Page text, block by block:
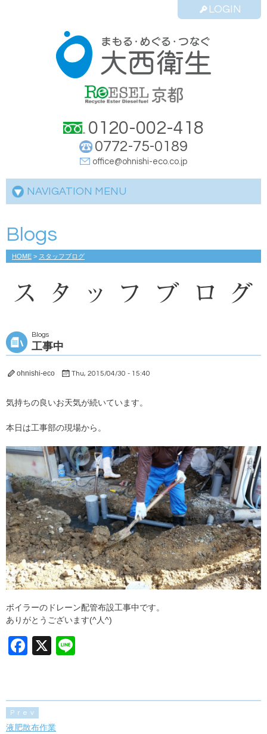
LOGIN
0120-002-418
0772-75-0189
office@ohnishi-eco.co.jp
NAVIGATION MENU
Blogs
HOME > スタッフブログ
Blogs
工事中
ohnishi-eco Thu, 2015/04/30 - 15:40
気持ちの良いお天気が続いています。
本日は工事部の現場から。
ボイラーのドレーン配管布設工事中です。
ありがとうございます(^人^)
F
e
b
X
Prev
液肥散布作業